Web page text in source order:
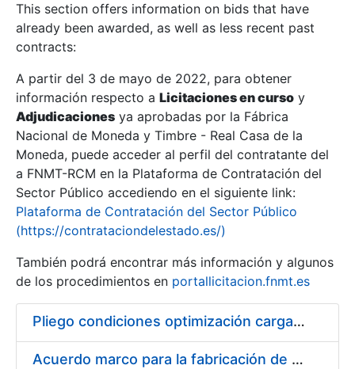
Show/Hide
Show/Hide
Show/Hide
This section offers information on bids that have
already been awarded, as well as less recent past
contracts:
A partir del 3 de mayo de 2022, para obtener
información respecto a Licitaciones en curso y
Adjudicaciones ya aprobadas por la Fábrica
Nacional de Moneda y Timbre - Real Casa de la
Moneda, puede acceder al perfil del contratante del
a FNMT-RCM en la Plataforma de Contratación del
Sector Público accediendo en el siguiente link:
Plataforma de Contratación del Sector Público
(https://contrataciondelestado.es/)
También podrá encontrar más información y algunos
de los procedimientos en portallicitacion.fnmt.es
Pliego condiciones optimización cargas compras firmado
Acuerdo marco para la fabricación de piezas